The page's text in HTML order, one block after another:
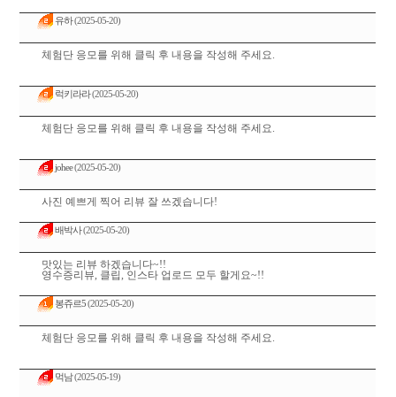
유하(2025-05-20)
체험단 응모를 위해 클릭 후 내용을 작성해 주세요.
럭키라라(2025-05-20)
체험단 응모를 위해 클릭 후 내용을 작성해 주세요.
johee(2025-05-20)
사진 예쁘게 찍어 리뷰 잘 쓰겠습니다!
배박사(2025-05-20)
맛있는 리뷰 하겠습니다~!!
영수증리뷰, 클립, 인스타 업로드 모두 할게요~!!
봉쥬르5(2025-05-20)
체험단 응모를 위해 클릭 후 내용을 작성해 주세요.
먹남(2025-05-19)